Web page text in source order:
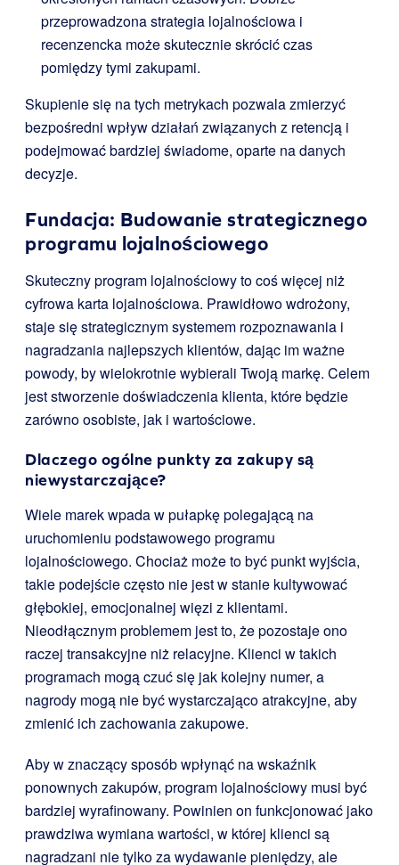
przeprowadzona strategia lojalnościowa i
recenzencka może skutecznie skrócić czas
pomiędzy tymi zakupami.
Skupienie się na tych metrykach pozwala zmierzyć
bezpośredni wpływ działań związanych z retencją i
podejmować bardziej świadome, oparte na danych
decyzje.
Fundacja: Budowanie strategicznego
programu lojalnościowego
Skuteczny program lojalnościowy to coś więcej niż
cyfrowa karta lojalnościowa. Prawidłowo wdrożony,
staje się strategicznym systemem rozpoznawania i
nagradzania najlepszych klientów, dając im ważne
powody, by wielokrotnie wybierali Twoją markę. Celem
jest stworzenie doświadczenia klienta, które będzie
zarówno osobiste, jak i wartościowe.
Dlaczego ogólne punkty za zakupy są
niewystarczające?
Wiele marek wpada w pułapkę polegającą na
uruchomieniu podstawowego programu
lojalnościowego. Chociaż może to być punkt wyjścia,
takie podejście często nie jest w stanie kultywować
głębokiej, emocjonalnej więzi z klientami.
Nieodłącznym problemem jest to, że pozostaje ono
raczej transakcyjne niż relacyjne. Klienci w takich
programach mogą czuć się jak kolejny numer, a
nagrody mogą nie być wystarczająco atrakcyjne, aby
zmienić ich zachowania zakupowe.
Aby w znaczący sposób wpłynąć na wskaźnik
ponownych zakupów, program lojalnościowy musi być
bardziej wyrafinowany. Powinien on funkcjonować jako
prawdziwa wymiana wartości, w której klienci są
nagradzani nie tylko za wydawanie pieniędzy, ale